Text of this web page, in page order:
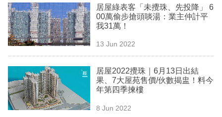
商
業
科
技
場
生
居屋綠表客「未攪珠、先投降」 6
00萬偷步搶頭啖湯：業主仲計平
我31萬！
13 Jun 2022
居屋2022攪珠｜6月13日出結
果、7大屋苑售價/伙數揭盅！料今
年第四季揀樓
8 Jun 2022